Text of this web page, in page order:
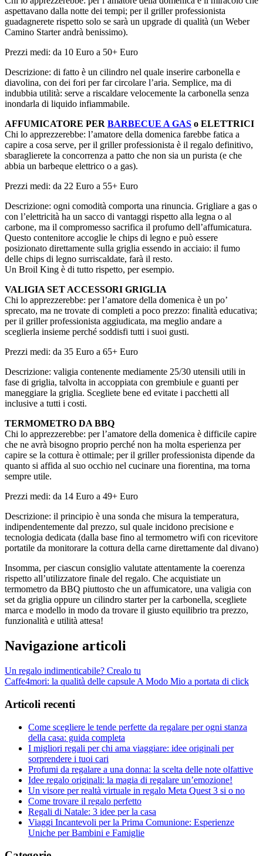
aspettavano dalla notte dei tempi; per il griller professionista
guadagnerete rispetto solo se sarà un upgrade di qualità (un Weber
Camino Starter andrà benissimo).
Prezzi medi: da 10 Euro a 50+ Euro
Descrizione: di fatto è un cilindro nel quale inserire carbonella e
diavolina, con dei fori per far circolare l’aria. Semplice, ma di
indubbia utilità: serve a riscaldare velocemente la carbonella senza
inondarla di liquido infiammabile.
AFFUMICATORE PER BARBECUE A GAS o ELETTRICI
Chi lo apprezzerebbe: l’amatore della domenica farebbe fatica a
capire a cosa serve, per il griller professionista è il regalo definitivo,
sbaraglierete la concorrenza a patto che non sia un purista (e che
abbia un barbeque elettrico o a gas).
Prezzi medi: da 22 Euro a 55+ Euro
Descrizione: ogni comodità comporta una rinuncia. Grigliare a gas o
con l’elettricità ha un sacco di vantaggi rispetto alla legna o al
carbone, ma il compromesso sacrifica il profumo dell’affumicatura.
Questo contenitore accoglie le chips di legno e può essere
posizionato direttamente sulla griglia essendo in acciaio: il fumo
delle chips di legno surriscaldate, farà il resto.
Un Broil King è di tutto rispetto, per esempio.
VALIGIA SET ACCESSORI GRIGLIA
Chi lo apprezzerebbe: per l’amatore della domenica è un po’
sprecato, ma ne trovate di completi a poco prezzo: finalità educativa;
per il griller professionista aggiudicata, ma meglio andare a
sceglierla insieme perché soddisfi tutti i suoi gusti.
Prezzi medi: da 35 Euro a 65+ Euro
Descrizione: valigia contenente mediamente 25/30 utensili utili in
fase di griglia, talvolta in accoppiata con grembiule e guanti per
maneggiare la griglia. Scegliete bene ed evitate i pacchetti all
inclusive a tutti i costi.
TERMOMETRO DA BBQ
Chi lo apprezzerebbe: per l’amatore della domenica è difficile capire
che ne avrà bisogno proprio perché non ha molta esperienza per
capire se la cottura è ottimale; per il griller professionista dipende da
quanto si affida al suo occhio nel cucinare una fiorentina, ma torna
sempre utile.
Prezzi medi: da 14 Euro a 49+ Euro
Descrizione: il principio è una sonda che misura la temperatura,
indipendentemente dal prezzo, sul quale incidono precisione e
tecnologia dedicata (dalla base fino al termometro wifi con ricevitore
portatile da monitorare la cottura della carne direttamente dal divano)
Insomma, per ciascun consiglio valutate attentamente la coerenza
rispetto all’utilizzatore finale del regalo. Che acquistiate un
termometro da BBQ piuttosto che un affumicatore, una valigia con
set da griglia oppure un cilindro starter per la carbonella, scegliete
marca e modello in modo da trovare il giusto equilibrio tra prezzo,
funzionalità e utilità attesa!
Navigazione articoli
Un regalo indimenticabile? Crealo tu
Caffe4mori: la qualità delle capsule A Modo Mio a portata di click
Articoli recenti
Come scegliere le tende perfette da regalare per ogni stanza
della casa: guida completa
I migliori regali per chi ama viaggiare: idee originali per
sorprendere i tuoi cari
Profumi da regalare a una donna: la scelta delle note olfattive
Idee regalo originali: la magia di regalare un’emozione!
Un visore per realtà virtuale in regalo Meta Quest 3 si o no
Come trovare il regalo perfetto
Regali di Natale: 3 idee per la casa
Viaggi Incantevoli per la Prima Comunione: Esperienze
Uniche per Bambini e Famiglie